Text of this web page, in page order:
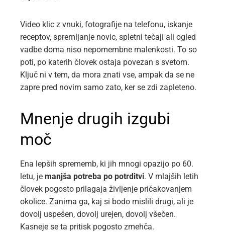
Video klic z vnuki, fotografije na telefonu, iskanje
receptov, spremljanje novic, spletni tečaji ali ogled
vadbe doma niso nepomembne malenkosti. To so
poti, po katerih človek ostaja povezan s svetom.
Ključ ni v tem, da mora znati vse, ampak da se ne
zapre pred novim samo zato, ker se zdi zapleteno.
Mnenje drugih izgubi
moč
Ena lepših sprememb, ki jih mnogi opazijo po 60.
letu, je manjša potreba po potrditvi. V mlajših letih
človek pogosto prilagaja življenje pričakovanjem
okolice. Zanima ga, kaj si bodo mislili drugi, ali je
dovolj uspešen, dovolj urejen, dovolj všečen.
Kasneje se ta pritisk pogosto zmehča.